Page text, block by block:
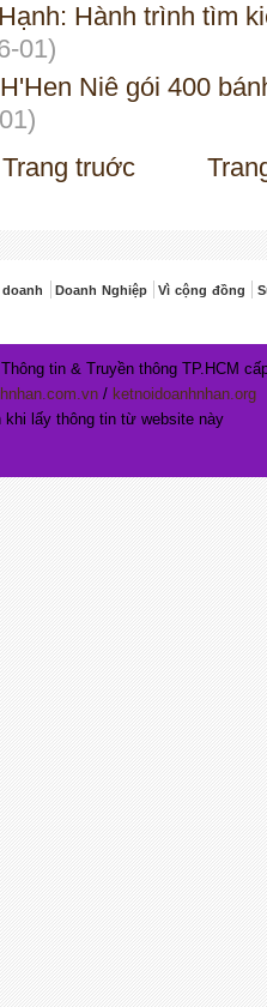
Hành trình tìm
01)
Niê gói 400
truớc
Doanh Nghiệp Vì cộng đồng
tin & Truyền thông TP.HCM
/ ketnoidoanhnhan.org
khi lấy thông tin từ website này